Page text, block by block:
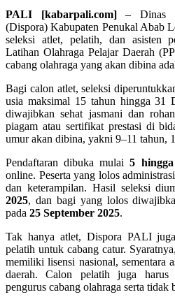
PALI [kabarpali.com]– Dinas
(Dispora) Kabupaten Penukal Abab
seleksi atlet, pelatih, dan asisten
Latihan Olahraga Pelajar Daerah
cabang olahraga yang akan dibina
Bagi calon atlet, seleksi
usia maksimal 15 tahun hingga 31
diwajibkan sehat jasmani dan
piagam atau sertifikat prestasi di
umur akan dibina, yakni 9–11 tahun,
Pendaftaran dibuka mulai5
online. Peserta yang lolos
dan keterampilan. Hasil seleksi
2025, dan bagi yang lolos
pada 25 September 2025.
Tak hanya atlet, Dispora PALI
pelatih untuk cabang catur.
memiliki lisensi nasional, sementara
daerah. Calon pelatih juga harus
pengurus cabang olahraga serta tidak